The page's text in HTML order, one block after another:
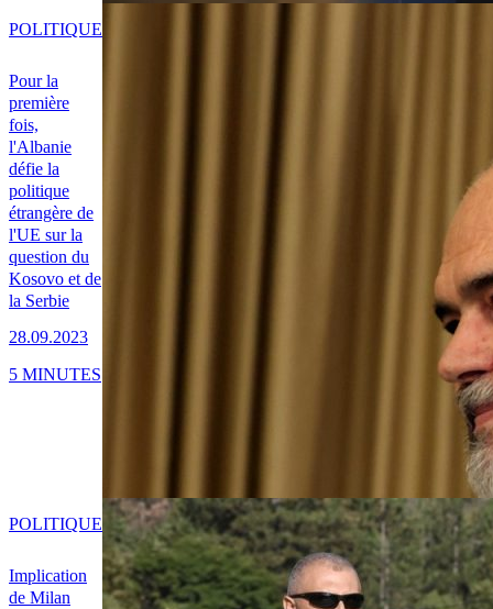
Pour la
première
fois,
l'Albanie
défie la
politique
étrangère de
l'UE sur la
question du
Kosovo et de
la Serbie
28.09.2023
POLITIQUE
5 MINUTES
Implication
de Milan
POLITIQUE